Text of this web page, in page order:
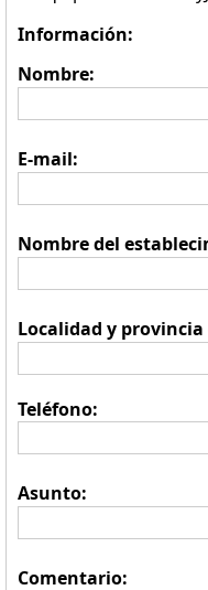
Información:
Nombre:
E-mail:
Nombre del
Localidad y
Teléfono:
Asunto:
Comentario: